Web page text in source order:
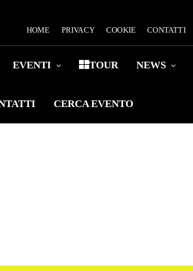
HOME PRIVACY COOKIE CONTATTI
EVENTI TOUR NEWS
CERCA EVENTO